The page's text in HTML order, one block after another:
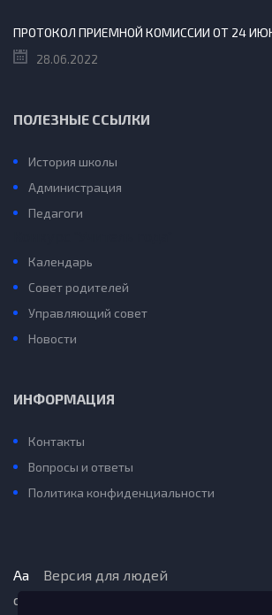
ПРОТОКОЛ ПРИЕМНОЙ КОМИССИИ ОТ 24
28.06.2022
ПОЛЕЗНЫЕ ССЫЛКИ
История школы
Администрация
Педагоги
Календарь
Совет родителей
Управляющий совет
Новости
ИНФОРМАЦИЯ
Контакты
Вопросы и ответы
Политика конфиденциальности
Aa Версия для людей
с ограниченными